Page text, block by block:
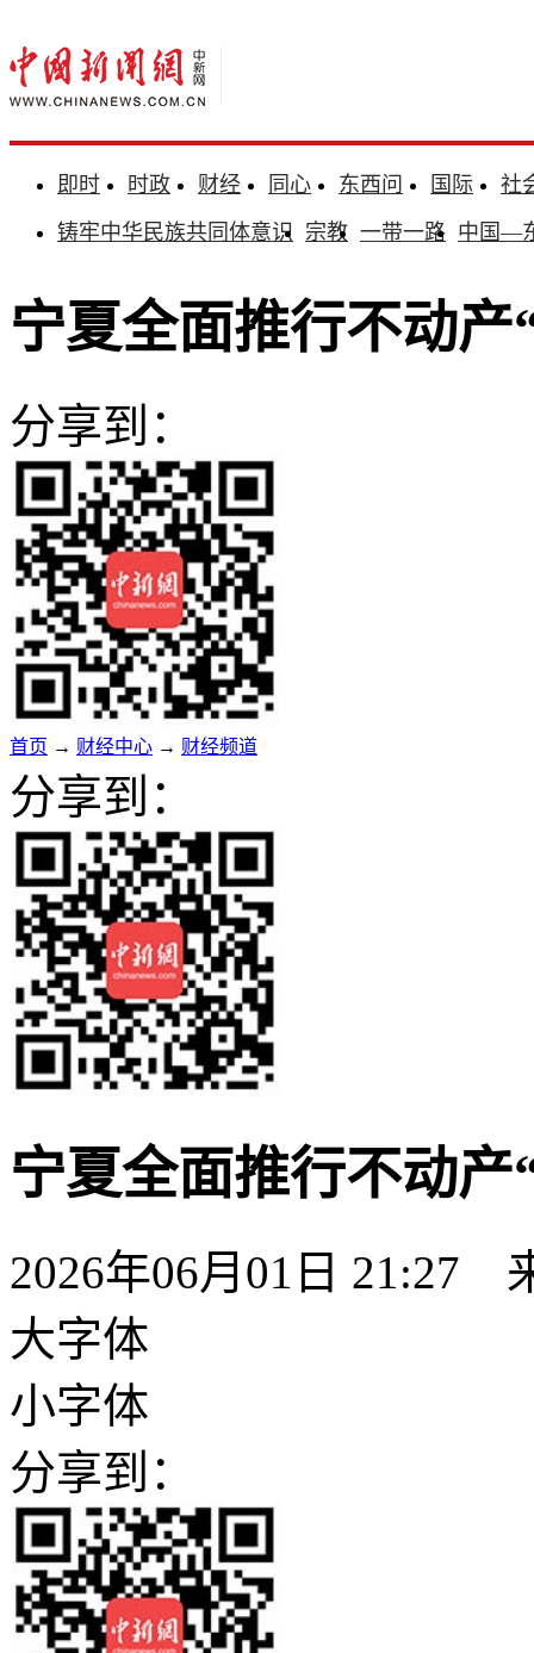
即时 时政 财经 同心 东西问 国际
社
铸牢中华民族共同体意识 宗教 一带一路 中国—
宁夏全面推行不动产
分享到：
首页 → 财经中心 → 财经频道
分享到：
宁夏全面推行不动产
2026年06月01日 21:27
大字体
小字体
分享到：